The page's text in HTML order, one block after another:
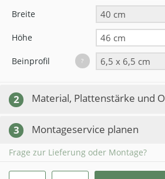
Breite
Höhe
Beinprofil ?
2 Material, Plattenstärke und
3 Montageservice planen
Frage zur Lieferung oder Montage?